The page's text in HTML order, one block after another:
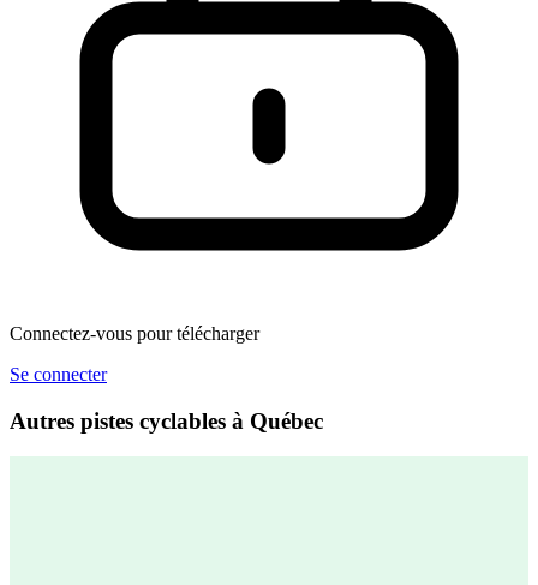
Connectez-vous pour télécharger
Se connecter
Autres pistes cyclables à Québec